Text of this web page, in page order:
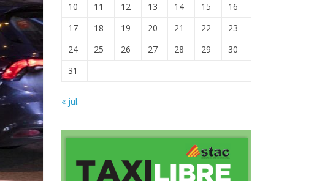
10
11 12 13 14 15
16
17
18 19 20 21 22
23
24
25 26 27 28 29
30
31
« jul.